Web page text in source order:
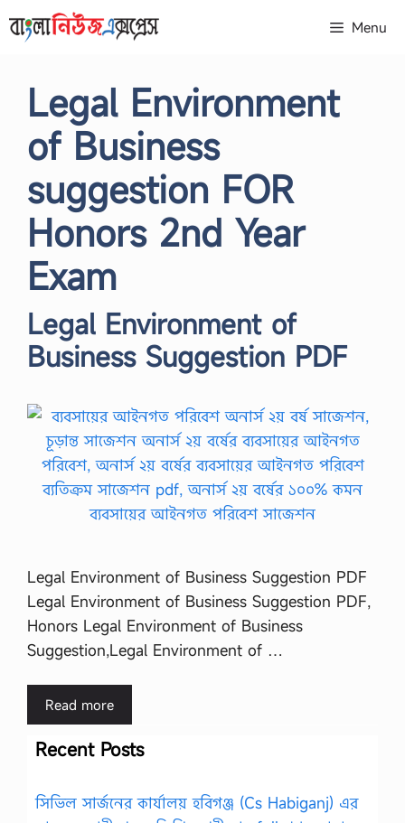
to
Menu
Legal Environment
of Business
suggestion FOR
Honors 2nd Year
Exam
Legal Environment of
Business Suggestion PDF
Legal Environment of Business Suggestion PDF
Legal Environment of Business Suggestion PDF,
Honors Legal Environment of Business
Suggestion,Legal Environment of …
Read more
Recent Posts
সিভিল সার্জনের কার্যালয় হবিগঞ্জ (Cs Habiganj) এর